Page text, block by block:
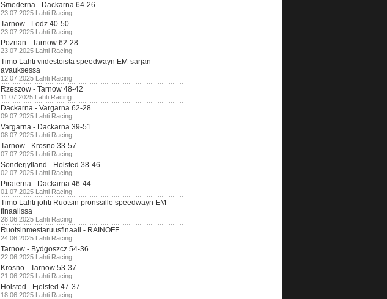
Smederna - Dackarna 64-26
23.07.2025 Lahti Racing
Tarnow - Lodz 40-50
23.07.2025 Lahti Racing
Poznan - Tarnow 62-28
23.07.2025 Lahti Racing
Timo Lahti viidestoista speedwayn EM-sarjan
avauksessa
12.07.2025 Lahti Racing
Rzeszow - Tarnow 48-42
11.07.2025 Lahti Racing
Dackarna - Vargarna 62-28
09.07.2025 Lahti Racing
Vargarna - Dackarna 39-51
08.07.2025 Lahti Racing
Tarnow - Krosno 33-57
07.07.2025 Lahti Racing
Sonderjylland - Holsted 38-46
02.07.2025 Lahti Racing
Piraterna - Dackarna 46-44
01.07.2025 Lahti Racing
Timo Lahti johti Ruotsin pronssille speedwayn EM-
finaalissa
28.06.2025 Lahti Racing
Ruotsinmestaruusfinaali - RAINOFF
24.06.2025 Lahti Racing
Tarnow - Bydgoszcz 54-36
22.06.2025 Lahti Racing
Krosno - Tarnow 53-37
21.06.2025 Lahti Racing
Holsted - Fjelsted 47-37
18.06.2025 Lahti Racing